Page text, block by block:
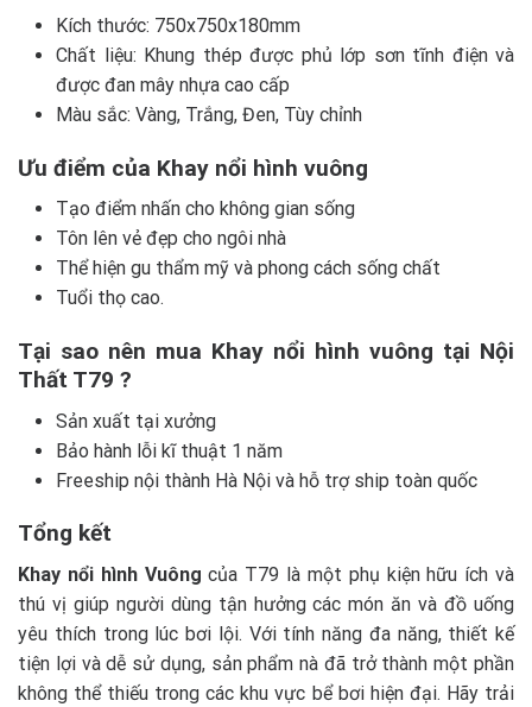
Kích thước: 750x750x180mm
Chất liệu: Khung thép được phủ lớp sơn tĩnh điện và
được đan mây nhựa cao cấp
Màu sắc: Vàng, Trắng, Đen, Tùy chỉnh
Ưu điểm của Khay nổi hình vuông
Tạo điểm nhấn cho không gian sống
Tôn lên vẻ đẹp cho ngôi nhà
Thể hiện gu thẩm mỹ và phong cách sống chất
Tuổi thọ cao.
Tại sao nên mua Khay nổi hình vuông tại Nội
Thất T79 ?
Sản xuất tại xưởng
Bảo hành lỗi kĩ thuật 1 năm
Freeship nội thành Hà Nội và hỗ trợ ship toàn quốc
Tổng kết
Khay nổi hình Vuông của T79 là một phụ kiện hữu ích và
thú vị giúp người dùng tận hưởng các món ăn và đồ uống
yêu thích trong lúc bơi lội. Với tính năng đa năng, thiết kế
tiện lợi và dễ sử dụng, sản phẩm nà đã trở thành một phần
không thể thiếu trong các khu vực bể bơi hiện đại. Hãy trải